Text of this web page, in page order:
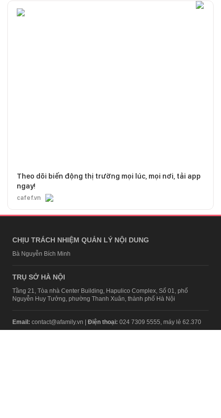
Theo dõi biến động thị trường mọi lúc, mọi nơi, tải app
ngay!
cafef.vn
CHỊU TRÁCH NHIỆM QUẢN LÝ NỘI DUNG
Bà Nguyễn Bích Minh
TRỤ SỞ HÀ NỘI
Tầng 21, Tòa nhà Center Building, Hapulico Complex, Số 01, phố
Nguyễn Huy Tưởng, phường Thanh Xuân, thành phố Hà Nội
Email: contact@afamily.vn | Điện thoại: 024 7309 5555, máy lẻ 62.370